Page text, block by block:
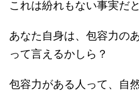
これは紛れもない事実だ
あなた自身は、包容力の
って言えるかしら？
包容力がある人って、自